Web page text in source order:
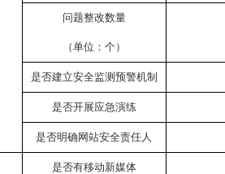
问题整改数量
（单位：个）
是否建立安全监测预警机制
是否开展应急演练
是否明确网站安全责任人
是否有移动新媒体